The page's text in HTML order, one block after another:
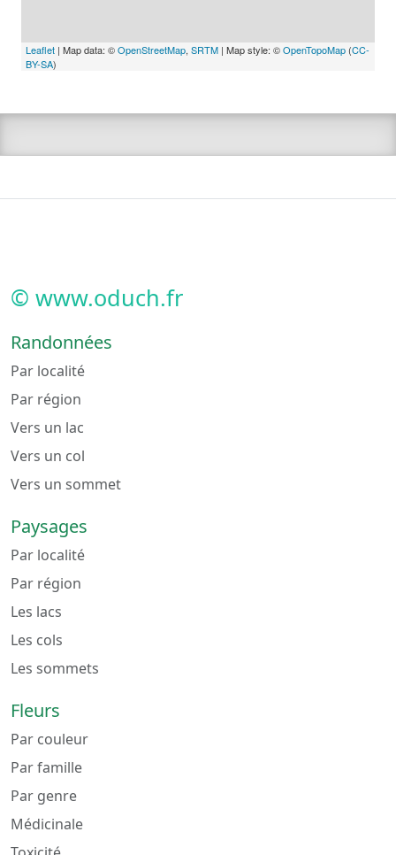
Leaflet | Map data: ©OpenStreetMap, SRTM | Map style: ©OpenTopoMap (CC-
BY-SA)
© www.oduch.fr
Randonnées
Par localité
Par région
Vers un lac
Vers un col
Vers un sommet
Paysages
Par localité
Par région
Les lacs
Les cols
Les sommets
Fleurs
Par couleur
Par famille
Par genre
Médicinale